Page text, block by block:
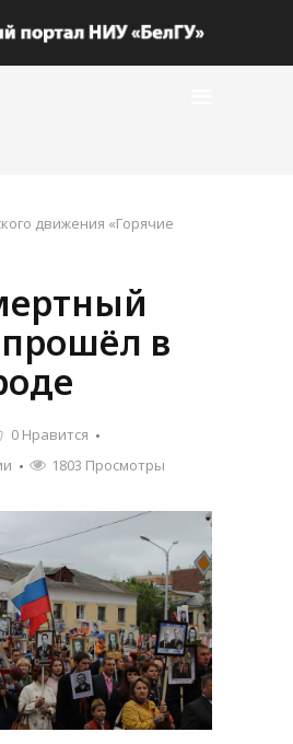
движения «Горячие
в
0 Нравится
1803 Просмотры